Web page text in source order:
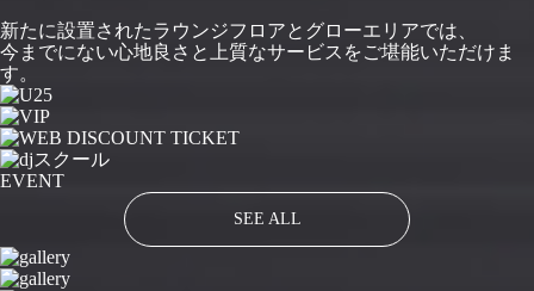
新たに設置されたラウンジフロアとグローエリアでは、
今までにない心地良さと上質なサービスをご堪能いただけま
す。
EVENT
SEE ALL